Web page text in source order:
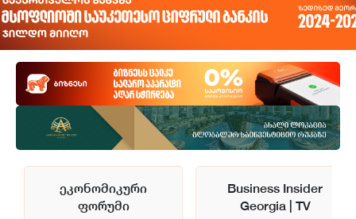
ეკონომიკური
ფორუმი
Business Insider
Georgia | TV